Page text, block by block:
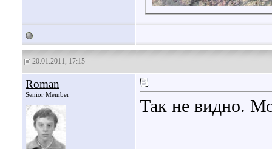
20.01.2011, 17:15
Roman
Senior Member
Так не видно.